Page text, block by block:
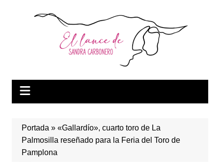
Portada » «Gallardío», cuarto toro de La
Palmosilla reseñado para la Feria del Toro de
Pamplona